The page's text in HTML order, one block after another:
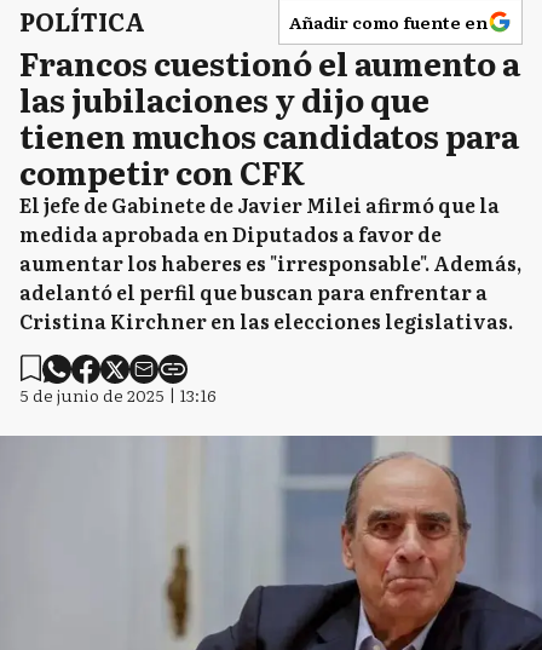
POLÍTICA Añadir como fuente en
Francos cuestionó el aumento a
las jubilaciones y dijo que
tienen muchos candidatos para
competir con CFK
El jefe de Gabinete de Javier Milei afirmó que la
medida aprobada en Diputados a favor de
aumentar los haberes es "irresponsable". Además,
adelantó el perfil que buscan para enfrentar a
Cristina Kirchner en las elecciones legislativas.
5 de junio de 2025 | 13:16